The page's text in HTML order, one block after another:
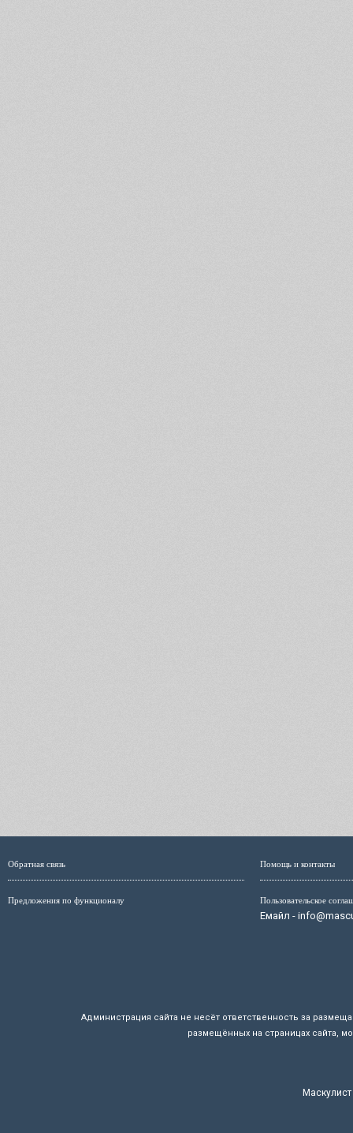
Обратная связь
Предложения по функционалу
Помощь и контакты
Пользовательское
Емайл -
Администрация сайта не несёт ответственность за
размещённых на страницах сайта,